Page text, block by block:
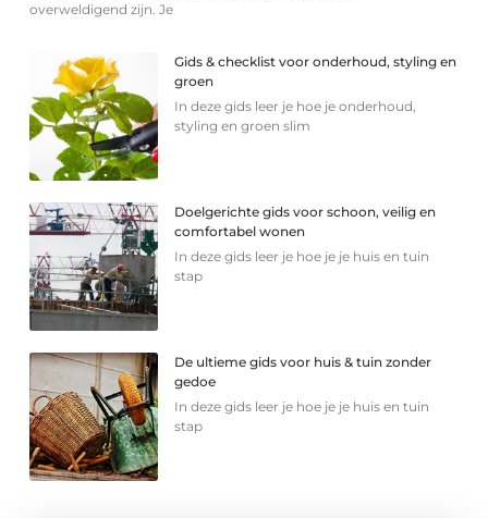
overweldigend zijn. Je
Gids & checklist voor onderhoud, styling en
groen
In deze gids leer je hoe je onderhoud,
styling en groen slim
Doelgerichte gids voor schoon, veilig en
comfortabel wonen
In deze gids leer je hoe je je huis en tuin
stap
De ultieme gids voor huis & tuin zonder
gedoe
In deze gids leer je hoe je je huis en tuin
stap